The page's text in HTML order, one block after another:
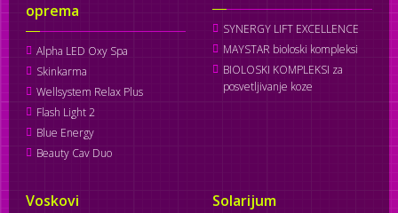
oprema
Alpha LED Oxy Spa
Skinkarma
Wellsystem Relax Plus
Flash Light 2
Blue Energy
Beauty Cav Duo
SYNERGY LIFT EXCELLENCE
MAYSTAR bioloski kompleksi
BIOLOSKI KOMPLEKSI za
posvetljivanje koze
Voskovi Solarijum